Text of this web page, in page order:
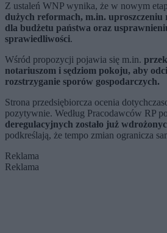
Z ustaleń WNP wynika, że w nowym
dużych reformach, m.in.
dla budżetu państwa oraz
sprawiedliwości.
Wśród propozycji pojawia się m.in.
notariuszom i sędziom pokoju, aby
rozstrzyganie sporów gospodarczych.
Strona przedsiębiorcza ocenia
pozytywnie. Według Pracodawców RP
deregulacyjnych zostało już
podkreślają, że tempo zmian ogranicza
Reklama
Reklama